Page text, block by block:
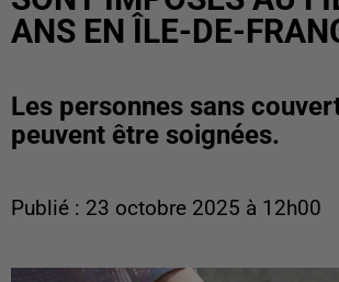
ANS EN ÎLE-DE-
Les personnes sans
peuvent être soignées.
Publié : 23 octobre 2025 à 12h00